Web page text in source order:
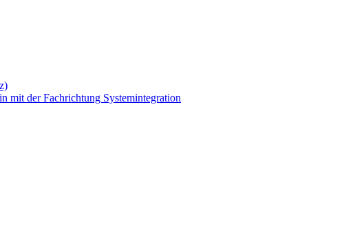
mit der Fachrichtung Systemintegration